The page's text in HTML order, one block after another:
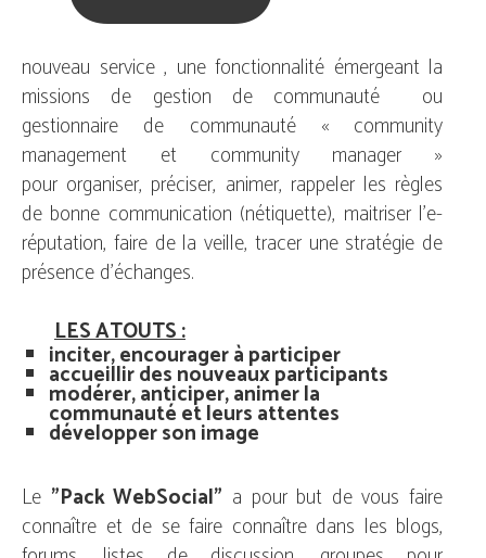
nouveau service , une fonctionnalité émergeant la
missions de gestion de communauté ou
gestionnaire de communauté « community
management et community manager »
pour organiser, préciser, animer, rappeler les règles
de bonne communication (nétiquette), maitriser l'e-
réputation, faire de la veille, tracer une stratégie de
présence d'échanges.
LES ATOUTS :
inciter, encourager à participer
accueillir des nouveaux participants
modérer, anticiper, animer la
communauté et leurs attentes
développer son image
Le "Pack WebSocial" a pour but de vous faire
connaître et de se faire connaître dans les blogs,